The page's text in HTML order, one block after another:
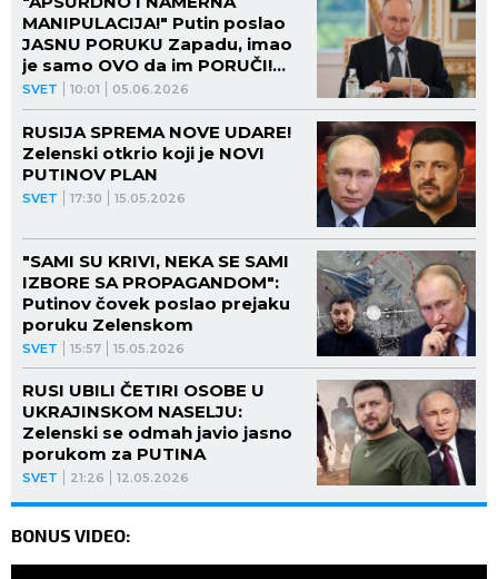
SVET 10:01 05.06.2026
MANIPULACIJA!" Putin poslao
JASNU PORUKU Zapadu, imao
je samo OVO da im PORUČI!
(VIDEO)
SVET 17:30 15.05.2026
RUSIJA SPREMA NOVE UDARE!
Zelenski otkrio koji je NOVI
PUTINOV PLAN
SVET 15:57 15.05.2026
"SAMI SU KRIVI, NEKA SE SAMI
IZBORE SA PROPAGANDOM":
Putinov čovek poslao prejaku
poruku Zelenskom
SVET 21:26 12.05.2026
RUSI UBILI ČETIRI OSOBE U
UKRAJINSKOM NASELJU:
Zelenski se odmah javio jasno
porukom za PUTINA
BONUS VIDEO: